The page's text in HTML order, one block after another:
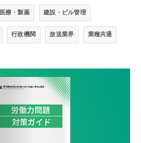
医療・製薬 建設・ビル管理
行政機関 放送業界 業種共通